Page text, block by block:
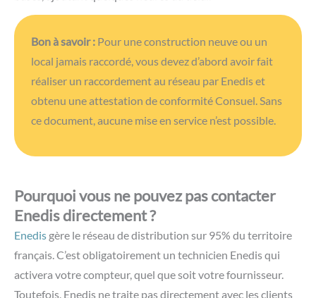
Enedis gère le réseau de distribution sur 95% du territoire
français. C’est obligatoirement un technicien Enedis qui
activera votre compteur, quel que soit votre fournisseur.
Toutefois, Enedis ne traite pas directement avec les clients
pour les mises en service.
vos informations, encode la demande dans le système, et la
demandes et évite les erreurs.
Le choix du fournisseur influence indirectement la rapidité.
Un fournisseur réactif transmet votre demande à Enedis
dans l’heure, là où un autre peut mettre 24 heures,
grignotant une partie du bénéfice de l’urgence. C’est